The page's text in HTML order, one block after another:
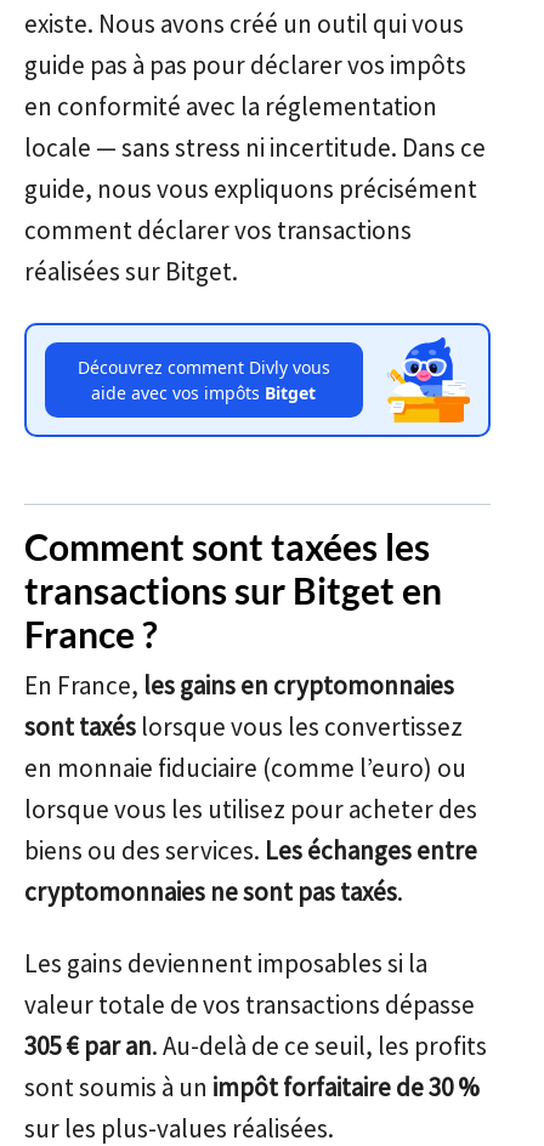
existe. Nous avons créé un outil qui vous
guide pas à pas pour déclarer vos impôts
en conformité avec la réglementation
locale — sans stress ni incertitude. Dans ce
guide, nous vous expliquons précisément
comment déclarer vos transactions
réalisées sur Bitget.
Découvrez comment Divly vous
aide avec vos impôts Bitget
Comment sont taxées les
transactions sur Bitget en
France ?
En France, les gains en cryptomonnaies
sont taxés lorsque vous les convertissez
en monnaie fiduciaire (comme l’euro) ou
lorsque vous les utilisez pour acheter des
biens ou des services. Les échanges entre
cryptomonnaies ne sont pas taxés.
Les gains deviennent imposables si la
valeur totale de vos transactions dépasse
305 € par an. Au-delà de ce seuil, les profits
sont soumis à un impôt forfaitaire de 30 %
sur les plus-values réalisées.